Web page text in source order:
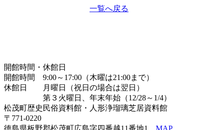
一覧へ戻る
開館時間・休館日
開館時間 9:00～17:00（木曜は21:00まで）
休館日 月曜日（祝日の場合は翌日）
第３火曜日、年末年始（12/28～1/4）
松茂町歴史民俗資料館・人形浄瑠璃芝居資料館
〒771-0220
徳島県板野郡松茂町広島字四番越11番地1 MAP